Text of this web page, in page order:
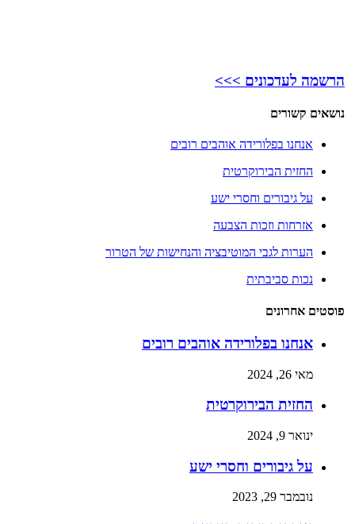
הרשמה לעדכונים >>>
נושאים קשורים
אנחנו בפלורידה אוהבים רובים
החזית הבירוקרטית
על גיבורים וחסרי ישע
אזרחות וזכות הצבעה
הערות לגבי המוטיבציה והנחישות של הטרור
נכות סביבתית
פוסטים אחרונים
אנחנו בפלורידה אוהבים רובים
מאי 26, 2024
החזית הבירוקרטית
ינואר 9, 2024
על גיבורים וחסרי ישע
נובמבר 29, 2023